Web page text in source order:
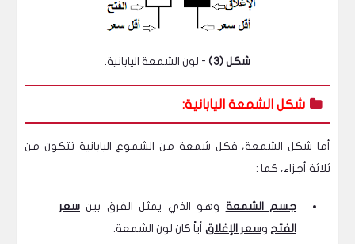
شكل (3) - لون الشمعة اليابانية.
شكل الشمعة اليابانية:
أما شكل الشمعة، فكل شمعة من الشموع اليابانية تتكون من
ثلاثة أجزاء، كما :
جسم الشمعة وهو الذي يمثل الفرق بين سعر
الفتح وسعر الإغلاق أياً كان لون الشمعة.